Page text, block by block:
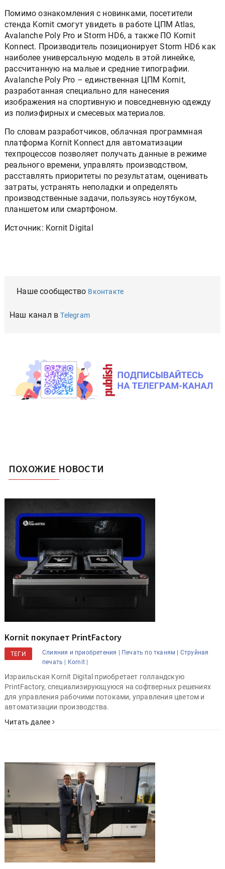
Помимо ознакомления с новинками, посетители
стенда Kornit смогут увидеть в работе ЦПМ Atlas,
Avalanche Poly Pro и Storm HD6, а также ПО Kornit
Konnect. Производитель позиционирует Storm HD6 как
наиболее универсальную модель в этой линейке,
рассчитанную на малые и средние типографии.
Avalanche Poly Pro – единственная ЦПМ Kornit,
разработанная специально для нанесения
изображения на спортивную и повседневную одежду
из полиэфирных и смесевых материалов.
По словам разработчиков, облачная программная
платформа Kornit Konnect для автоматизации
техпроцессов позволяет получать данные в режиме
реального времени, управлять производством,
расставлять приоритеты по результатам, оценивать
затраты, устранять неполадки и определять
производственные задачи, пользуясь ноутбуком,
планшетом или смартфоном.
Источник: Kornit Digital
Наше сообщество Вконтакте
Наш канал вTelegram
ПОХОЖИЕ НОВОСТИ
Kornit покупает PrintFactory
ТЕГИ Слияния и приобретения | Печать по тканям | Струйная
печать | Kornit |
Израильская Kornit Digital приобретает голландскую
PrintFactory, специализирующуюся на софтверных решениях
для управления рабочими потоками, управления цветом и
автоматизации производства.
Читать далее